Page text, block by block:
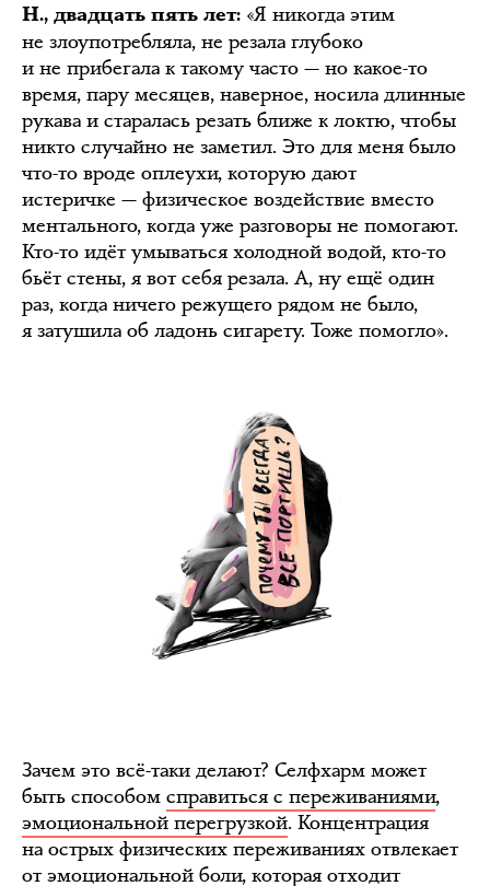
Н., двадцать пять лет: «Я никогда этим
не злоупотребляла, не резала глубоко
и не прибегала к такому часто — но какое-то
время, пару месяцев, наверное, носила длинные
рукава и старалась резать ближе к локтю, чтобы
никто случайно не заметил. Это для меня было
что-то вроде оплеухи, которую дают
истеричке — физическое воздействие вместо
ментального, когда уже разговоры не помогают.
Кто-то идёт умываться холодной водой, кто-то
бьёт стены, я вот себя резала. А, ну ещё один
раз, когда ничего режущего рядом не было,
я затушила об ладонь сигарету. Тоже помогло».
Зачем это всё-таки делают? Селфхарм может
быть способом справиться с переживаниями,
эмоциональной перегрузкой. Концентрация
на острых физических переживаниях отвлекает
от эмоциональной боли, которая отходит